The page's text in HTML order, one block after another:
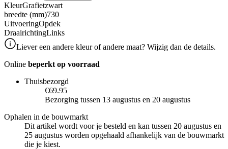
KleurGrafietzwart
breedte (mm)730
UitvoeringOpdek
DraairichtingLinks
Liever een andere kleur of andere maat? Wijzig dan de details.
Online beperkt op voorraad
Thuisbezorgd
€69.95
Bezorging tussen 13 augustus en 20 augustus
Ophalen in de bouwmarkt
Dit artikel wordt voor je besteld en kan tussen 20 augustus en
25 augustus worden opgehaald afhankelijk van de bouwmarkt
die je kiest.